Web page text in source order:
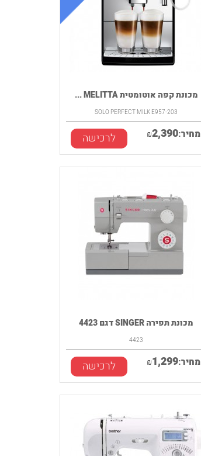
מכונת קפה אוטומטית MELITTA ...
SOLO PERFECT MILK E957-203
מחיר: ₪2,390 לרכישה
מכונת תפירה SINGER דגם 4423
4423
מחיר: ₪1,299 לרכישה